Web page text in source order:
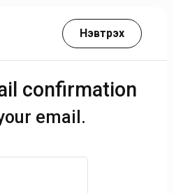
Нэвтрэх
confirmation
email.